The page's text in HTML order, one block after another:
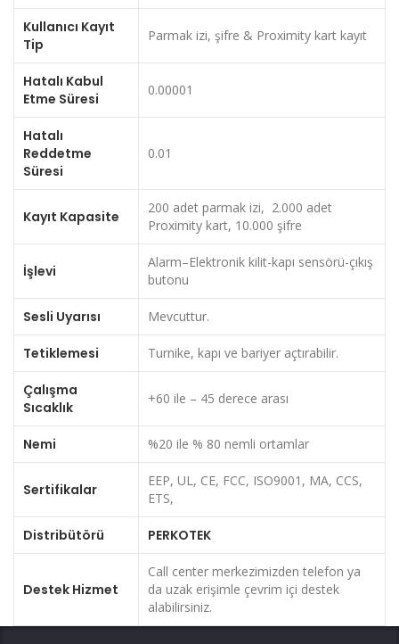
Kullanıcı Kayıt
Tip
Parmak izi, şifre & Proximity kart kayıt
Hatalı Kabul
Etme Süresi
0.00001
Hatalı
Reddetme
Süresi
0.01
Kayıt Kapasite
200 adet parmak izi, 2.000 adet
Proximity kart, 10.000 şifre
İşlevi
Alarm–Elektronik kilit-kapı sensörü-çıkış
butonu
Sesli Uyarısı Mevcuttur.
Tetiklemesi Turnike, kapı ve bariyer açtırabilir.
Çalışma
Sıcaklık
+60 ile – 45 derece arası
Nemi %20 ile % 80 nemli ortamlar
Sertifikalar
EEP, UL, CE, FCC, ISO9001, MA, CCS,
ETS,
Distribütörü PERKOTEK
Destek Hizmet
Call center merkezimizden telefon ya
da uzak erişimle çevrim içi destek
alabilirsiniz.